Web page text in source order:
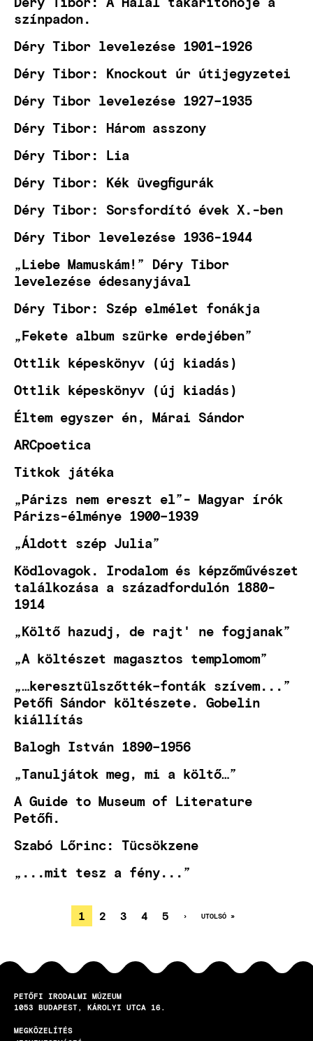
színpadon.
Déry Tibor levelezése 1901–1926
Déry Tibor: Knockout úr útijegyzetei
Déry Tibor levelezése 1927–1935
Déry Tibor: Három asszony
Déry Tibor: Lia
Déry Tibor: Kék üvegfigurák
Déry Tibor: Sorsfordító évek X.-ben
Déry Tibor levelezése 1936-1944
„Liebe Mamuskám!” Déry Tibor
levelezése édesanyjával
Déry Tibor: Szép elmélet fonákja
„Fekete album szürke erdejében”
Ottlik képeskönyv (új kiadás)
Ottlik képeskönyv (új kiadás)
Éltem egyszer én, Márai Sándor
ARCpoetica
Titkok játéka
„Párizs nem ereszt el”- Magyar írók
Párizs-élménye 1900–1939
„Áldott szép Julia”
Ködlovagok. Irodalom és képzőművészet
találkozása a századfordulón 1880-
1914
„Költő hazudj, de rajt' ne fogjanak”
„A költészet magasztos templomom”
„…keresztülszőtték–fonták szívem...”
Petőfi Sándor költészete. Gobelin
kiállítás
Balogh István 1890–1956
„Tanuljátok meg, mi a költő…”
A Guide to Museum of Literature
Petőfi.
Szabó Lőrinc: Tücsökzene
„...mit tesz a fény...”
OLDALSZÁMOZÁS
JELENLEGI
OLDAL
1 OLDAL
2 OLDAL
3 OLDAL
4 OLDAL
5
KÖVETKEZŐ
›
UTOLSÓ
UTOLSÓ »
PETŐFI IRODALMI MÚZEUM
1053
BUDAPEST KÁROLYI UTCA 16.
MEGKÖZELÍTÉS